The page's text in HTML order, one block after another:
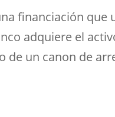
financiación que
adquiere el
un canon de